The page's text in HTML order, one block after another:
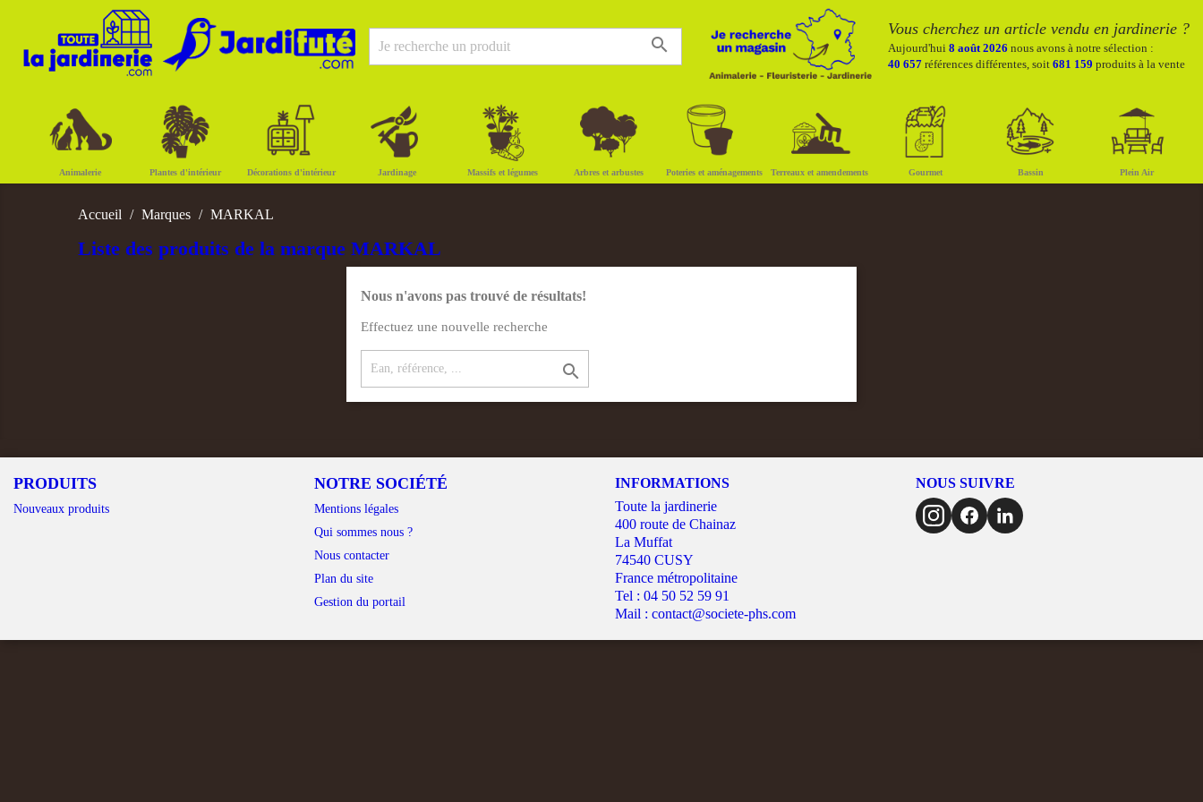
search
Vous cherchez un article vendu en jardinerie ?
Aujourd'hui 8 août 2026 nous avons à notre sélection :
40 657 références différentes, soit 681 159 produits à la vente
Animalerie Plantes d'intérieur Décorations d'intérieur Jardinage Massifs et légumes Arbres et arbustes Poteries et aménagements Terreaux et amendements Gourmet Bassin Plein Air
Accueil Marques MARKAL
Liste des produits de la marque MARKAL
Nous n'avons pas trouvé de résultats!
Effectuez une nouvelle recherche

PRODUITS
Nouveaux produits
NOTRE SOCIÉTÉ
Mentions légales
Qui sommes nous ?
Nous contacter
Plan du site
Gestion du portail
INFORMATIONS
Toute la jardinerie
400 route de Chainaz
La Muffat
74540 CUSY
France métropolitaine
Tel : 04 50 52 59 91
Mail : contact@societe-phs.com
NOUS SUIVRE